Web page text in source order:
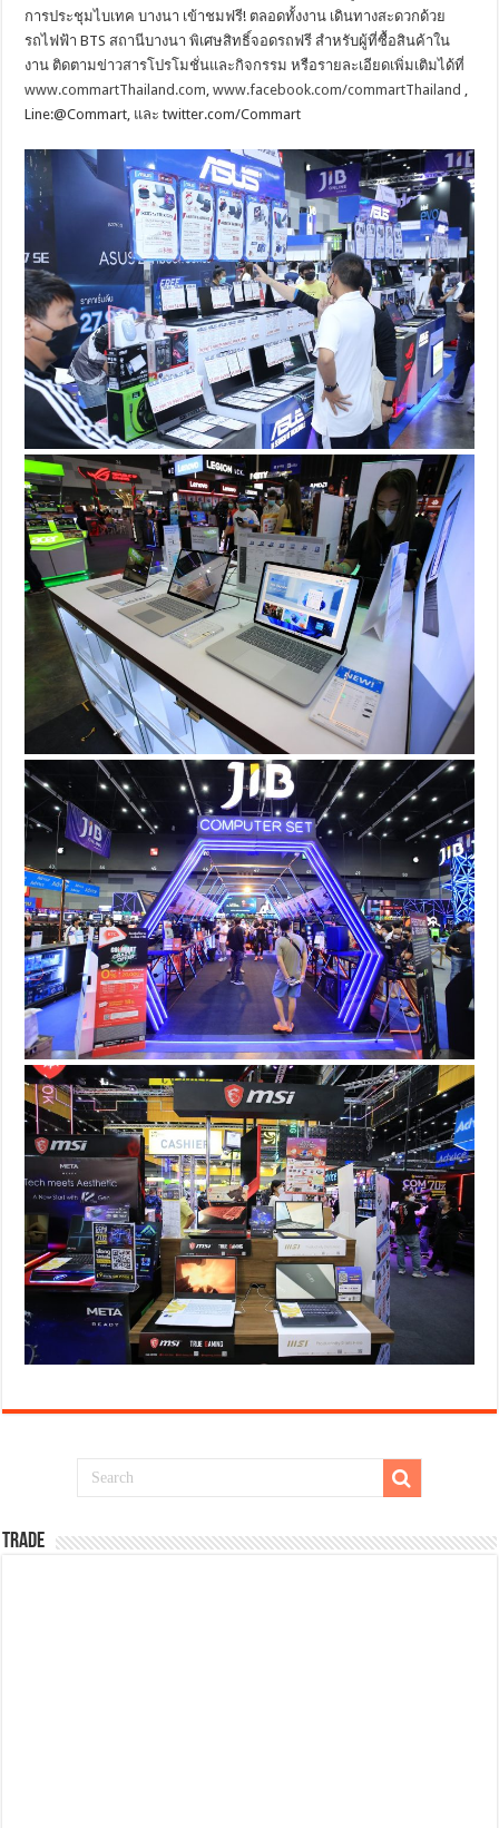
การประชุมไบเทค บางนา เข้าชมฟรี! ตลอดทั้งงาน เดินทางสะดวกด้วย
รถไฟฟ้า BTS สถานีบางนา พิเศษสิทธิ์จอดรถฟรี สำหรับผู้ที่ซื้อสินค้าใน
งาน ติดตามข่าวสารโปรโมชั่นและกิจกรรม หรือรายละเอียดเพิ่มเติมได้ที่
www.commartThailand.com ,www.facebook.com/commartThailand
Line:@Commart, และ twitter.com/Commart
TRADE